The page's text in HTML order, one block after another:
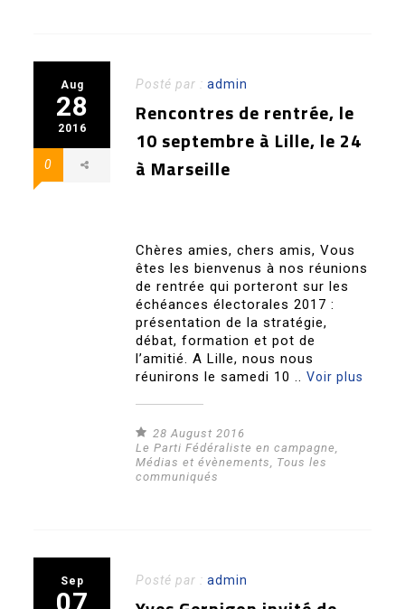
Aug
28
2016
0
Posté par :admin
Rencontres de rentrée, le
10 septembre à Lille, le 24
à Marseille
Chères amies, chers amis, Vous
êtes les bienvenus à nos réunions
de rentrée qui porteront sur les
échéances électorales 2017 :
présentation de la stratégie,
débat, formation et pot de
l’amitié. A Lille, nous nous
réunirons le samedi 10 ..Voir plus
28 August 2016
Le Parti Fédéraliste en campagne,
Médias et évènements, Tous les
communiqués
Sep
07
Posté par :admin